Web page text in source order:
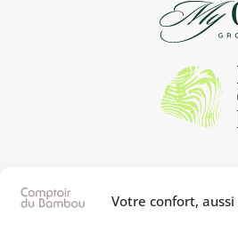
Votre confort, aussi